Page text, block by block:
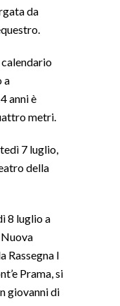
da
a
anni è
metri.
7 luglio,
della
8 luglio a
Rassegna I
Prama, si
giovanni di